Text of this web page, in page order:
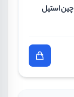
سیل مکانیکی فیبر و فنر نافی 120A برند OE چین استیل